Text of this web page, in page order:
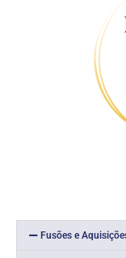
Fusões e